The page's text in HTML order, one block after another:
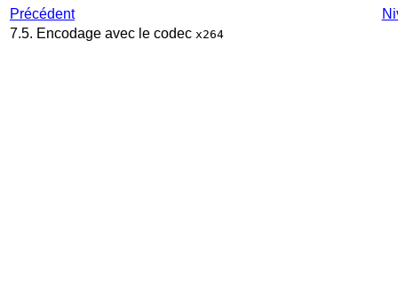
Précédent
7.5. Encodage avec le codec x264